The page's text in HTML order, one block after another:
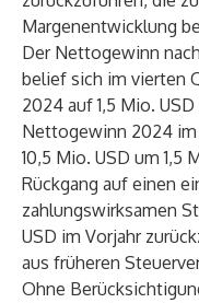
Margenentwicklung
Der Nettogewinn
belief sich im vierten
2024 auf 1,5 Mio.
Nettogewinn 2024
10,5 Mio. USD um 1,5
Rückgang auf einen
zahlungswirksamen
USD im Vorjahr
aus früheren
Ohne